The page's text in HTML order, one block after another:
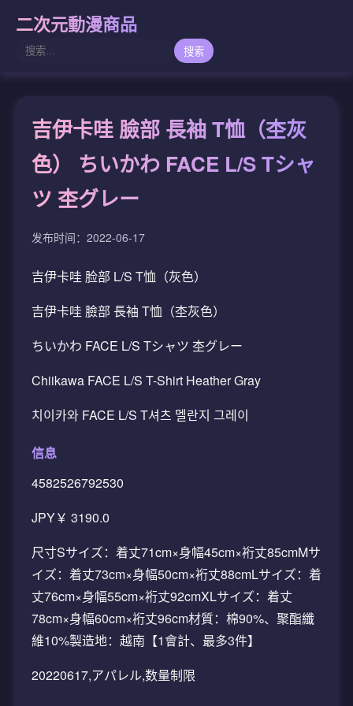
二次元動漫商品
搜索
吉伊卡哇 臉部 長袖 T恤（杢灰
色） ちいかわ FACE L/S Tシャ
ツ 杢グレー
发布时间：2022-06-17
吉伊卡哇 脸部 L/S T恤（灰色）
吉伊卡哇 臉部 長袖 T恤（杢灰色）
ちいかわ FACE L/S Tシャツ 杢グレー
Chiikawa FACE L/S T-Shirt Heather Gray
치이카와 FACE L/S T셔츠 멜란지 그레이
信息
4582526792530
JPY￥ 3190.0
尺寸Sサイズ：着丈71cm×身幅45cm×裄丈85cmMサ
イズ：着丈73cm×身幅50cm×裄丈88cmLサイズ：着
丈76cm×身幅55cm×裄丈92cmXLサイズ：着丈
78cm×身幅60cm×裄丈96cm材質：棉90%、聚酯纖
維10%製造地：越南【1會計、最多3件】
20220617,アパレル,数量制限